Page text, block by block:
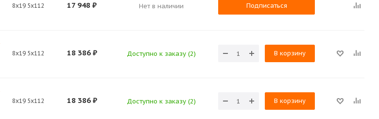
8x19 5x112 17 948 ₽ Нет в наличии Подписаться
8x19 5x112 18 386 ₽ Доступно к заказу (2) В корзину
8x19 5x112 18 386 ₽ Доступно к заказу (2) В корзину